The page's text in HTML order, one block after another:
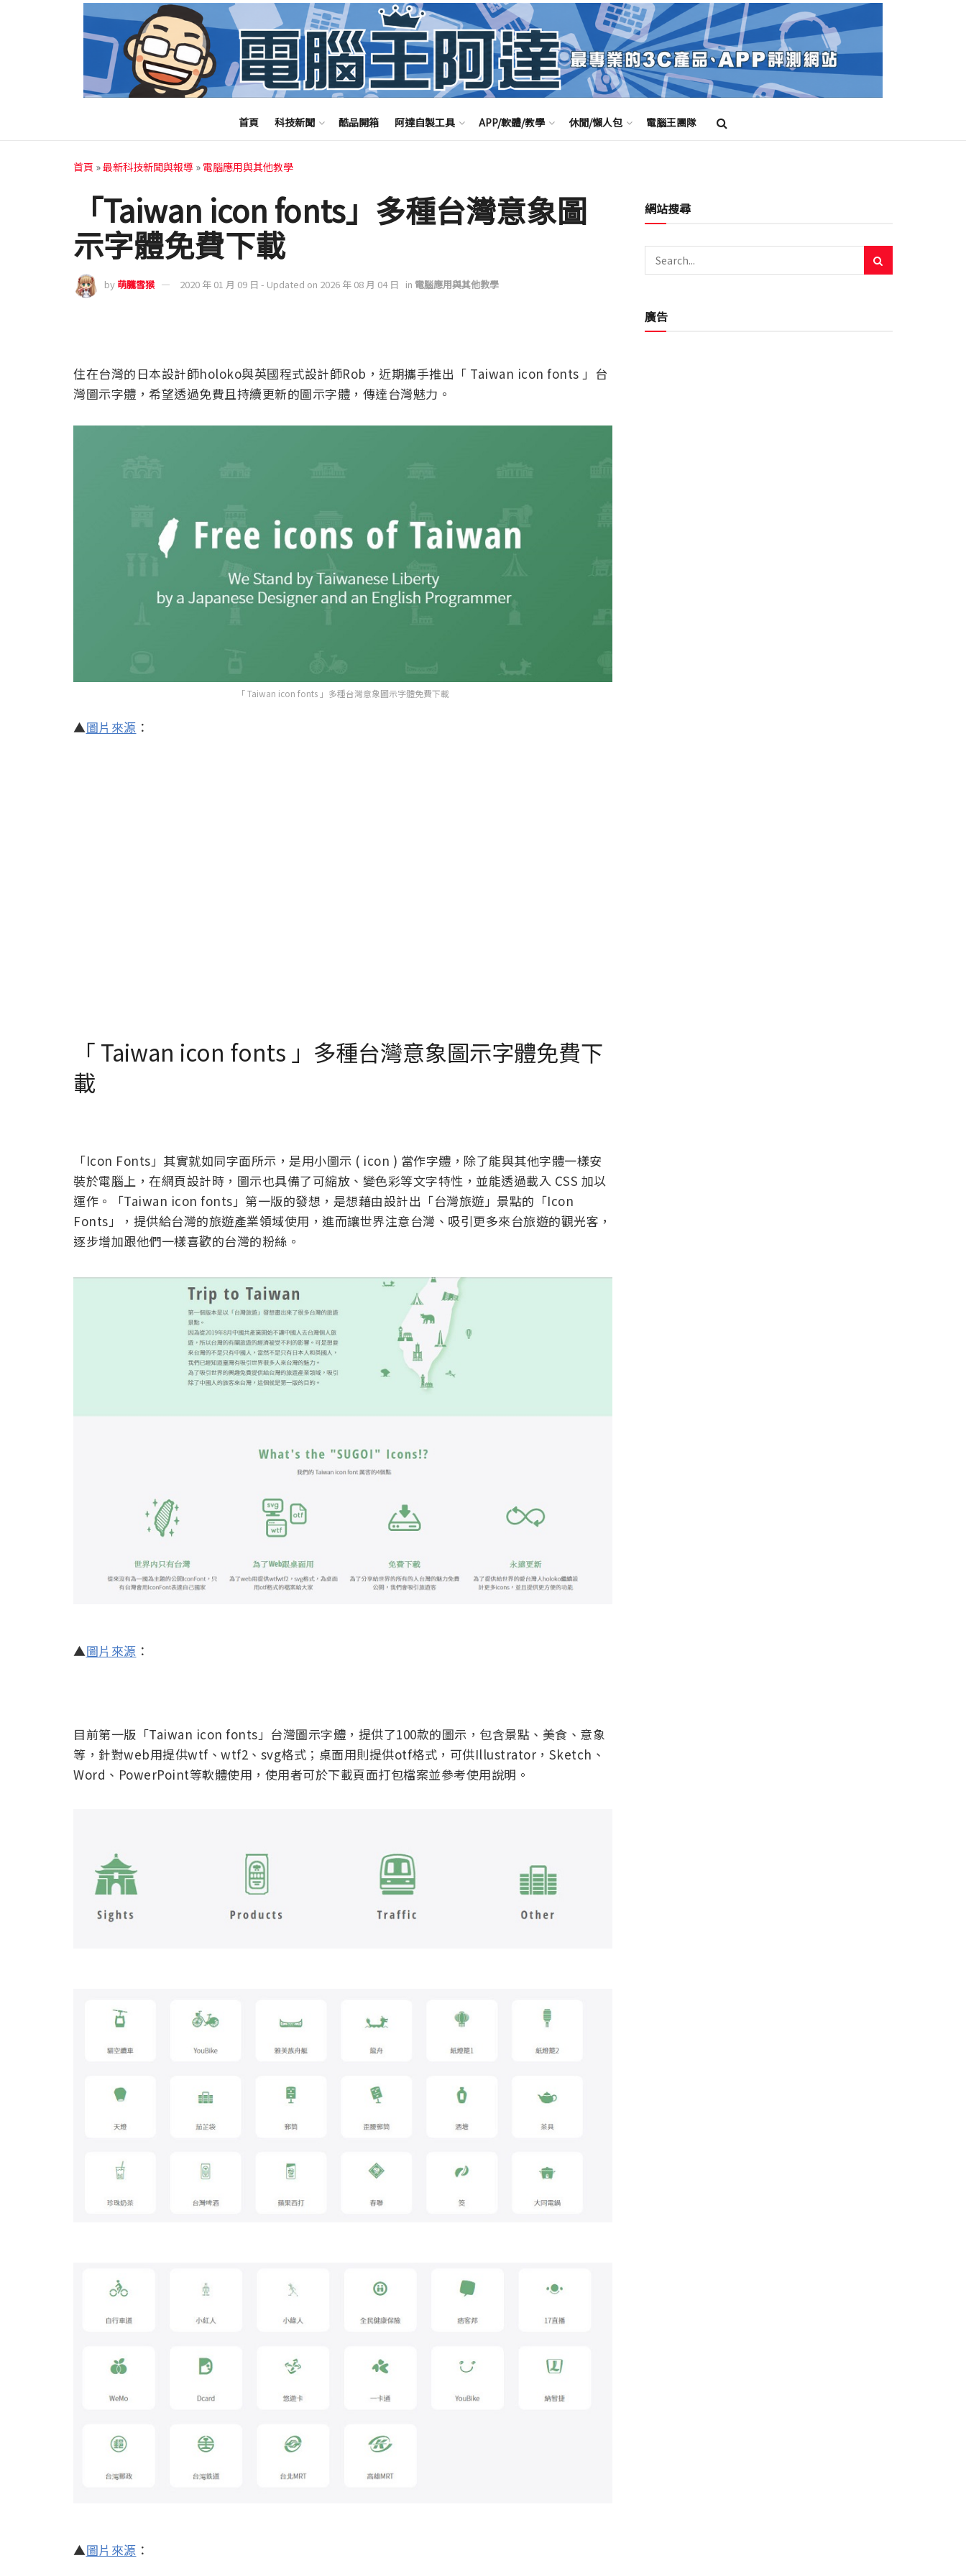
首頁 科技新聞 酷品開箱 阿達自製工具 APP/軟體/教學 休閒/懶人包 電腦王團隊
首頁 »最新科技新聞與報導 » 電腦應用與其他教學
「Taiwan icon fonts」多種台灣意象圖
示字體免費下載
by 萌朧雪猴 2020 年 01 月 09 日 - Updated on 2026 年 08 月 04 日 in 電腦應用與其他教學
住在台灣的日本設計師holoko與英國程式設計師Rob，近期攜手推出「 Taiwan icon fonts 」台
灣圖示字體，希望透過免費且持續更新的圖示字體，傳達台灣魅力。
「 Taiwan icon fonts 」多種台灣意象圖示字體免費下載
▲圖片來源 ：
「 Taiwan icon fonts 」多種台灣意象圖示字體免費下
載
「Icon Fonts」其實就如同字面所示，是用小圖示 ( icon ) 當作字體，除了能與其他字體一樣安
裝於電腦上，在網頁設計時，圖示也具備了可縮放、變色彩等文字特性，並能透過載入 CSS 加以
運作。「Taiwan icon fonts」第一版的發想，是想藉由設計出「台灣旅遊」景點的「Icon
Fonts」，提供給台灣的旅遊產業領域使用，進而讓世界注意台灣、吸引更多來台旅遊的觀光客，
逐步增加跟他們一樣喜歡的台灣的粉絲。
▲圖片來源 ：
目前第一版「Taiwan icon fonts」台灣圖示字體，提供了100款的圖示，包含景點、美食、意象
等，針對web用提供wtf、wtf2、svg格式；桌面用則提供otf格式，可供Illustrator，Sketch、
Word、PowerPoint等軟體使用，使用者可於下載頁面打包檔案並參考使用說明。
▲圖片來源 ：
網站搜尋
廣告